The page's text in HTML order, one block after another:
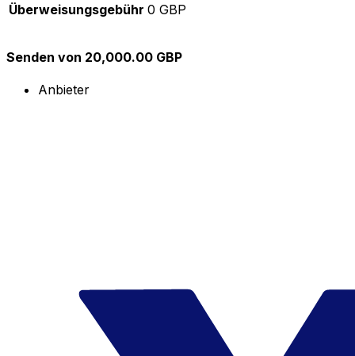
Überweisungsgebühr 0 GBP
Senden von 20,000.00 GBP
Anbieter